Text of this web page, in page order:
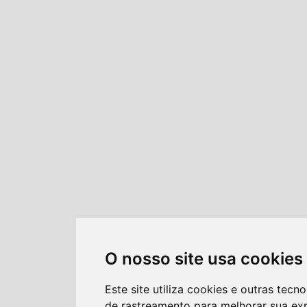
O nosso site usa cookies
Este site utiliza cookies e outras